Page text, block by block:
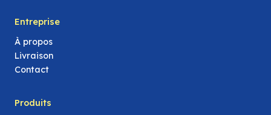
Entreprise
À propos
Livraison
Contact
Produits